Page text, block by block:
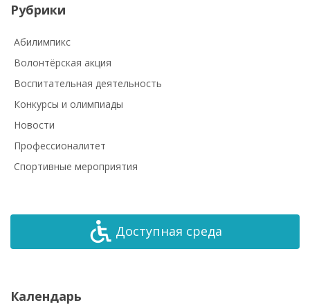
Рубрики
Абилимпикс
Волонтёрская акция
Воспитательная деятельность
Конкурсы и олимпиады
Новости
Профессионалитет
Спортивные мероприятия
Доступная среда
Календарь